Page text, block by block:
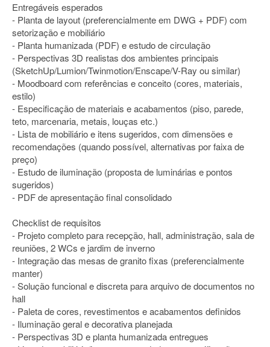
Entregáveis esperados
- Planta de layout (preferencialmente em DWG + PDF) com
setorização e mobiliário
- Planta humanizada (PDF) e estudo de circulação
- Perspectivas 3D realistas dos ambientes principais
(SketchUp/Lumion/Twinmotion/Enscape/V-Ray ou similar)
- Moodboard com referências e conceito (cores, materiais,
estilo)
- Especificação de materiais e acabamentos (piso, parede,
teto, marcenaria, metais, louças etc.)
- Lista de mobiliário e itens sugeridos, com dimensões e
recomendações (quando possível, alternativas por faixa de
preço)
- Estudo de iluminação (proposta de luminárias e pontos
sugeridos)
- PDF de apresentação final consolidado
Checklist de requisitos
- Projeto completo para recepção, hall, administração, sala de
reuniões, 2 WCs e jardim de inverno
- Integração das mesas de granito fixas (preferencialmente
manter)
- Solução funcional e discreta para arquivo de documentos no
hall
- Paleta de cores, revestimentos e acabamentos definidos
- Iluminação geral e decorativa planejada
- Perspectivas 3D e planta humanizada entregues